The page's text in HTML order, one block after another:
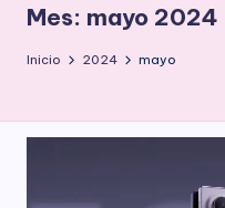
Mes: mayo 2024
Inicio 2024 mayo